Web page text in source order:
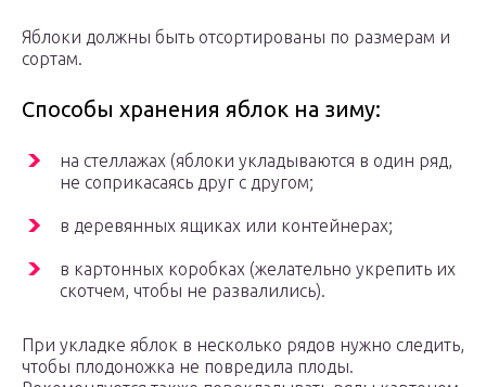
Яблоки должны быть отсортированы по размерам и
сортам.
Способы хранения яблок на зиму:
на стеллажах (яблоки укладываются в один ряд,
не соприкасаясь друг с другом;
в деревянных ящиках или контейнерах;
в картонных коробках (желательно укрепить их
скотчем, чтобы не развалились).
При укладке яблок в несколько рядов нужно следить,
чтобы плодоножка не повредила плоды.